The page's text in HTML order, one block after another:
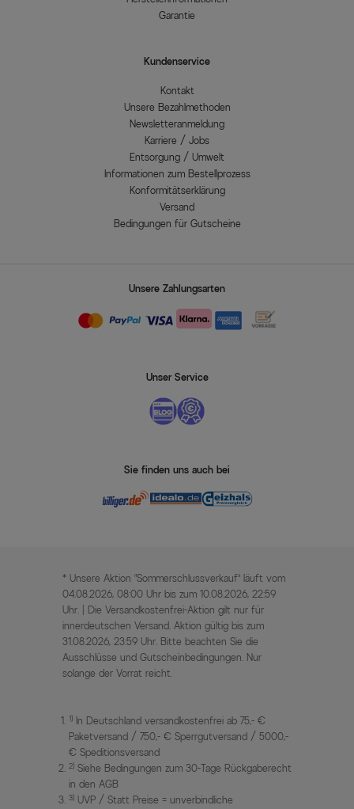
Garantie
Kundenservice
Kontakt
Unsere Bezahlmethoden
Newsletteranmeldung
Karriere / Jobs
Entsorgung / Umwelt
Informationen zum Bestellprozess
Konformitätserklärung
Versand
Bedingungen für Gutscheine
Unsere Zahlungsarten
Unser Service
Sie finden uns auch bei
* Unsere Aktion „Sommerschlussverkauf“ läuft vom
04.08.2026, 08:00 Uhr bis zum 10.08.2026, 22:59
Uhr. | Die Versandkostenfrei-Aktion gilt nur für
innerdeutschen Versand. Aktion gültig bis zum
31.08.2026, 23:59 Uhr. Bitte beachten Sie die
Ausschlüsse und Gutscheinbedingungen. Nur
solange der Vorrat reicht.
1) In Deutschland versandkostenfrei ab 75,- €
Paketversand / 750,- € Sperrgutversand / 5000,-
€ Speditionsversand
2) Siehe Bedingungen zum 30-Tage Rückgaberecht
in den AGB
3) UVP / Statt Preise = unverbindliche